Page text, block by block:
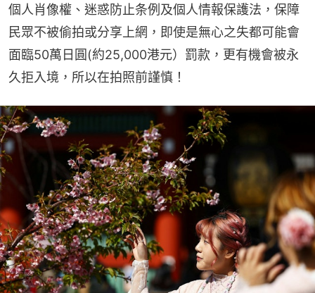
個人肖像權、迷惑防止条例及個人情報保護法，保障
民眾不被偷拍或分享上網，即使是無心之失都可能會
面臨50萬日圓(約25,000港元）罰款，更有機會被永
久拒入境，所以在拍照前謹慎！